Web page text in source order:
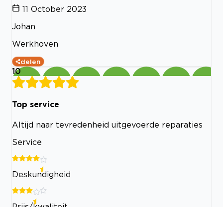
11 October 2023
Johan
Werkhoven
delen
10
Top service
Altijd naar tevredenheid uitgevoerde reparaties
Service
Deskundigheid